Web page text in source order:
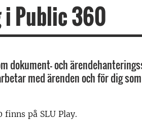
Public 360
dokument- och
med ärenden och för dig
på SLU Play.